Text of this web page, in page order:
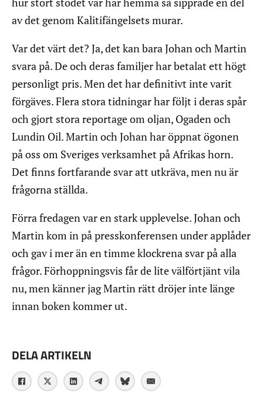
av det genom Kalitifängelsets murar.
Var det värt det? Ja, det kan bara Johan och Martin
svara på. De och deras familjer har betalat ett högt
personligt pris. Men det har definitivt inte varit
förgäves. Flera stora tidningar har följt i deras spår
och gjort stora reportage om oljan, Ogaden och
Lundin Oil. Martin och Johan har öppnat ögonen
på oss om Sveriges verksamhet på Afrikas horn.
Det finns fortfarande svar att utkräva, men nu är
frågorna ställda.
Förra fredagen var en stark upplevelse. Johan och
Martin kom in på presskonferensen under applåder
och gav i mer än en timme klockrena svar på alla
frågor. Förhoppningsvis får de lite välförtjänt vila
nu, men känner jag Martin rätt dröjer inte länge
innan boken kommer ut.
DELA ARTIKELN